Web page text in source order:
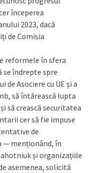
începerea
2023, dacă
de Comisia
reformele în sfera
se îndrepte spre
Asociere cu UE și a
să întărească lupta
crească securitatea
cer să fie impuse
de
— menționând, în
și organizațiile
asemenea, solicită